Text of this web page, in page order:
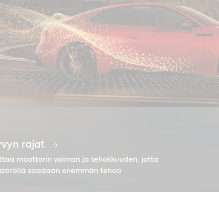
rajat
moottorin voiman ja tehokkuuden, jotta
saadaan enemmän tehoa
moottorin käyttöikää
joka moottoriin